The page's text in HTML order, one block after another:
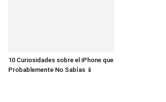
10 Curiosidades sobre el iPhone que
Probablemente No Sabías 📱